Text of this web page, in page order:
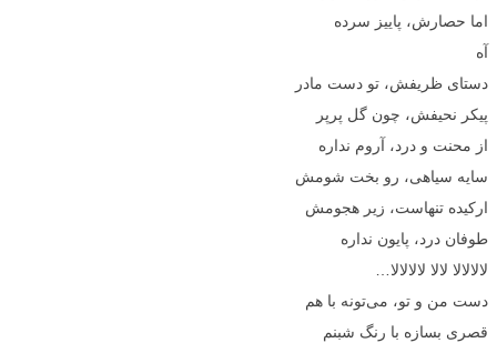
اما حصارش، پاییز سرده
آه
دستای ظریفش، تو دست مادر
پیکر نحیفش، چون گل پرپر
از محنت و درد، آروم نداره
سایه سیاهی، رو بخت شومش
ارکیده تنهاست، زیر هجومش
طوفان درد، پایون نداره
لالالالا لالا لالالالا…
دست من و تو، می‌تونه با هم
قصری بسازه با رنگ شبنم